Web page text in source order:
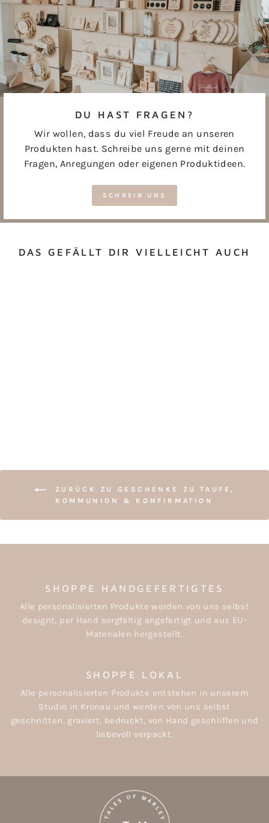
DU HAST FRAGEN?
Wir wollen, dass du viel Freude an unseren
Produkten hast. Schreibe uns gerne mit deinen
Fragen, Anregungen oder eigenen Produktideen.
SCHREIB UNS
DAS GEFÄLLT DIR VIELLEICHT AUCH
ZURÜCK ZU GESCHENKE ZU TAUFE,
KOMMUNION & KONFIRMATION
SHOPPE HANDGEFERTIGTES
Alle personalisierten Produkte werden von uns selbst
designt, per Hand sorgfältig angefertigt und aus EU-
Materialen hergestellt.
SHOPPE LOKAL
Alle personalisierten Produkte entstehen in unserem
Studio in Kronau und werden von uns selbst
geschnitten, graviert, bedruckt, von Hand geschliffen und
liebevoll verpackt.